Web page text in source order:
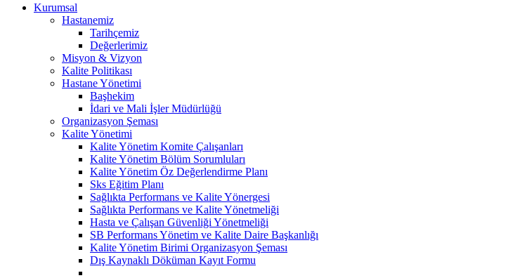
Kurumsal
Hastanemiz
Tarihçemiz
Değerlerimiz
Misyon & Vizyon
Kalite Politikası
Hastane Yönetimi
Başhekim
İdari ve Mali İşler Müdürlüğü
Organizasyon Şeması
Kalite Yönetimi
Kalite Yönetim Komite Çalışanları
Kalite Yönetim Bölüm Sorumluları
Kalite Yönetim Öz Değerlendirme Planı
Sks Eğitim Planı
Sağlıkta Performans ve Kalite Yönergesi
Sağlıkta Performans ve Kalite Yönetmeliği
Hasta ve Çalışan Güvenliği Yönetmeliği
SB Performans Yönetim ve Kalite Daire Başkanlığı
Kalite Yönetim Birimi Organizasyon Şeması
Dış Kaynaklı Döküman Kayıt Formu